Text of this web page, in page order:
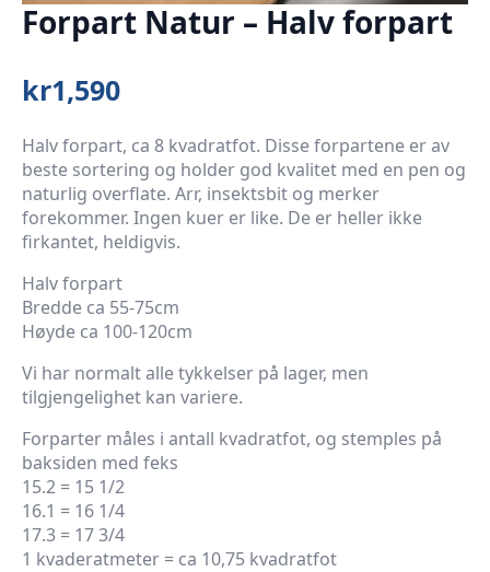
Forpart Natur – Halv forpart
kr1,590
Halv forpart, ca 8 kvadratfot. Disse forpartene er av
beste sortering og holder god kvalitet med en pen og
naturlig overflate. Arr, insektsbit og merker
forekommer. Ingen kuer er like. De er heller ikke
firkantet, heldigvis.
Halv forpart
Bredde ca 55-75cm
Høyde ca 100-120cm
Vi har normalt alle tykkelser på lager, men
tilgjengelighet kan variere.
Forparter måles i antall kvadratfot, og stemples på
baksiden med feks
15.2 = 15 1/2
16.1 = 16 1/4
17.3 = 17 3/4
1 kvaderatmeter = ca 10,75 kvadratfot